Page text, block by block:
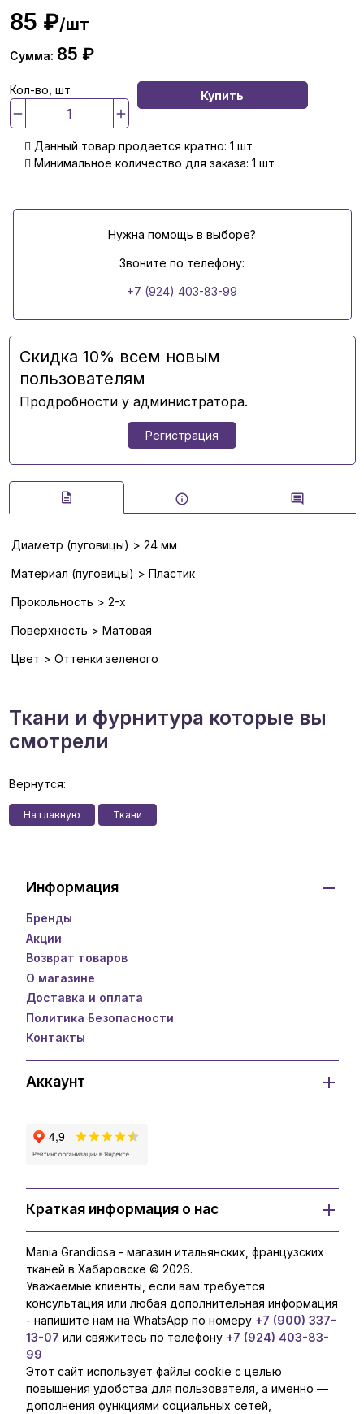
85 ₽/шт
Сумма: 85 ₽
Кол-во, шт Купить
Данный товар продается кратно: 1 шт
Минимальное количество для заказа: 1 шт
Нужна помощь в выборе?
Звоните по телефону:
+7 (924) 403-83-99
Скидка 10% всем новым
пользователям
Продробности у администратора.
Регистрация
Диаметр (пуговицы) > 24 мм
Материал (пуговицы) > Пластик
Прокольность > 2-х
Поверхность > Матовая
Цвет > Оттенки зеленого
Ткани и фурнитура которые вы
смотрели
Вернутся:
На главную Ткани
Информация
Бренды
Акции
Возврат товаров
О магазине
Доставка и оплата
Политика Безопасности
Контакты
Аккаунт
Краткая информация о нас
Mania Grandiosa - магазин итальянских, французских
тканей в Хабаровске © 2026.
Уважаемые клиенты, если вам требуется
консультация или любая дополнительная информация
- напишите нам на WhatsApp по номеру +7 (900) 337-
13-07 или свяжитесь по телефону +7 (924) 403-83-
99
Этот сайт использует файлы cookie с целью
повышения удобства для пользователя, а именно —
дополнения функциями социальных сетей,